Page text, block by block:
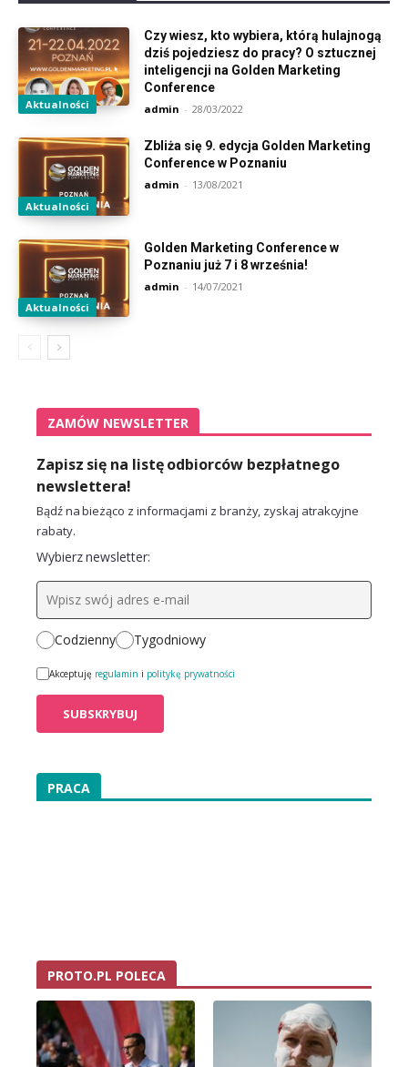
Aktualności
Czy wiesz, kto wybiera, którą hulajnogą
dziś pojedziesz do pracy? O sztucznej
inteligencji na Golden Marketing
Conference
admin - 28/03/2022
Aktualności
Zbliża się 9. edycja Golden Marketing
Conference w Poznaniu
admin - 13/08/2021
Aktualności
Golden Marketing Conference w
Poznaniu już 7 i 8 września!
admin - 14/07/2021
ZAMÓW NEWSLETTER
Zapisz się na listę odbiorców bezpłatnego
newslettera!
Bądź na bieżąco z informacjami z branży, zyskaj atrakcyjne
rabaty.
Wybierz newsletter:
Codzienny Tygodniowy
Akceptuję regulamin i politykę prywatności
PRACA
PROTO.PL POLECA